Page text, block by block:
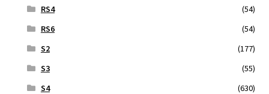
RS4
(54)
RS6
(54)
S2
(177)
S3
(55)
S4
(630)